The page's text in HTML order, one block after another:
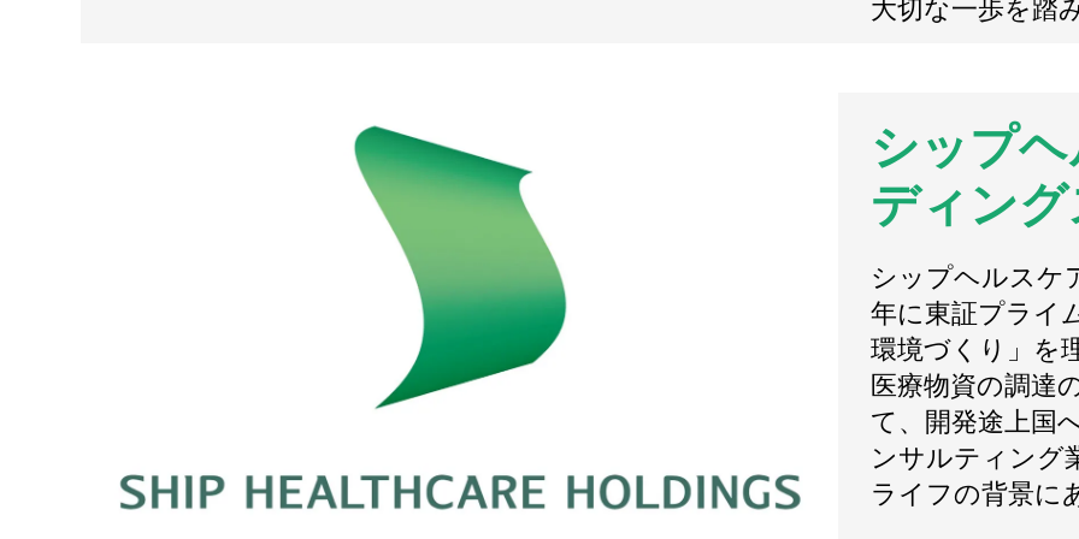
大切な一歩を踏
シップ
ディン
シップヘルスケ
年に東証プライ
環境づくり」を
医療物資の調達
て、開発途上国
ンサルティング
ライフの背景に